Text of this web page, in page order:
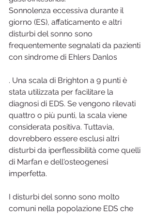
Sonnolenza eccessiva durante il
giorno (ES), affaticamento e altri
disturbi del sonno sono
frequentemente segnalati da pazienti
con sindrome di Ehlers Danlos
. Una scala di Brighton a 9 punti è
stata utilizzata per facilitare la
diagnosi di EDS. Se vengono rilevati
quattro o più punti, la scala viene
considerata positiva. Tuttavia,
dovrebbero essere esclusi altri
disturbi da iperflessibilità come quelli
di Marfan e dell'osteogenesi
imperfetta.
I disturbi del sonno sono molto
comuni nella popolazione EDS che